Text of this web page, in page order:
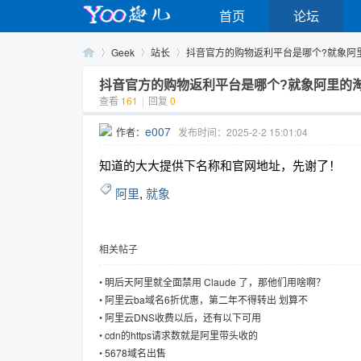
首页 论坛
Geek 站长 抖音官方的购物返利平台是哪个?就象阿
抖音官方的购物返利平台是哪个?就象阿里的
查看 161 | 回复 0
作者： e007 发布时间：2025-2-2 15:01:04
知道的大大提供下名称和官网地址，先谢了！
阿里, 就象
相关帖子
• 明后天阿里就全面禁用 Claude 了，那他们用啥啊？
• 阿里云ba域名6折优惠，第二年不得转出 划算不
• 阿里云DNS收费以后，还有以下可用
•cdn的https请求数就是阿里带头收的
•5678域名出售